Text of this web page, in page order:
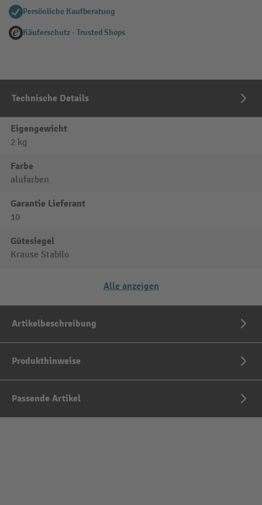
Persönliche Kaufberatung
Käuferschutz - Trusted Shops
Technische Details
Eigengewicht
2 kg
Farbe
alufarben
Garantie Lieferant
10
Gütesiegel
Krause Stabilo
Alle anzeigen
Artikelbeschreibung
Produkthinweise
Passende Artikel